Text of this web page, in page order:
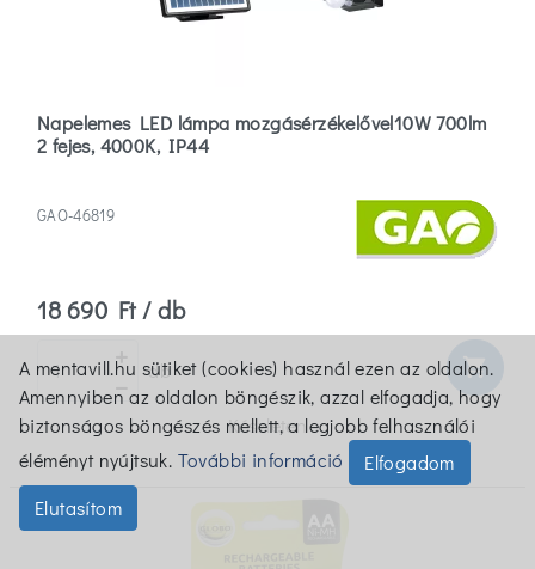
Napelemes LED lámpa mozgásérzékelővel10W 700lm
2 fejes, 4000K, IP44
GAO-46819
18 690 Ft / db
db shopping_cart
Készleten
A mentavill.hu sütiket (cookies) használ ezen az oldalon.
Amennyiben az oldalon böngészik, azzal elfogadja, hogy
biztonságos böngészés mellett, a legjobb felhasználói
éléményt nyújtsuk. További információ
Elfogadom
Elutasítom